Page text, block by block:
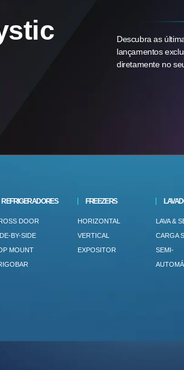
Descubra as
lançamentos
diretamente no
REFRIGERADORES
DOOR
BY-SIDE
MOUNT
FREEZERS
HORIZONTAL
VERTICAL
EXPOSITOR
LAVA &
CARGA
SEMI-